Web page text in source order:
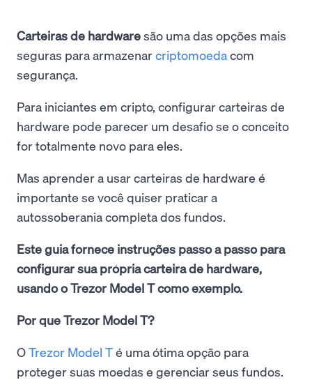
Carteiras de hardwaresão uma das opções mais
seguras para armazenarcriptomoedacom
segurança.
Para iniciantes em cripto, configurar carteiras de
hardware pode parecer um desafio se o conceito
for totalmente novo para eles.
Mas aprender a usar carteiras de hardware é
importante se você quiser praticar a
autossoberania completa dos fundos.
Este guia fornece instruções passo a passo para
configurar sua própria carteira de hardware,
usando o Trezor Model T como exemplo.
Por que Trezor Model T?
OTrezor Model Té uma ótima opção para
proteger suas moedas e gerenciar seus fundos.